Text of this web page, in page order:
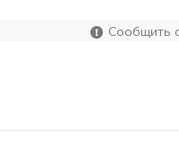
Сообщить